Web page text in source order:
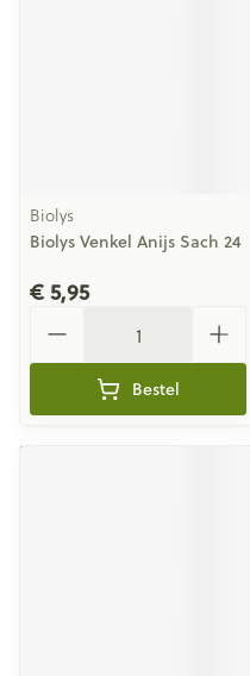
Biolys
Biolys Venkel Anijs Sach 24
€ 5,95
Bestel